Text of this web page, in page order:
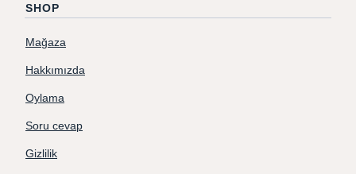
SHOP
Mağaza
Hakkımızda
Oylama
Soru cevap
Gizlilik